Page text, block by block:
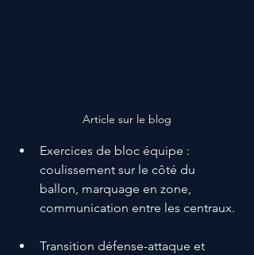
Article sur le blog
Exercices de bloc équipe :
coulissement sur le côté du
ballon, marquage en zone,
communication entre les centraux.
Transition défense-attaque et